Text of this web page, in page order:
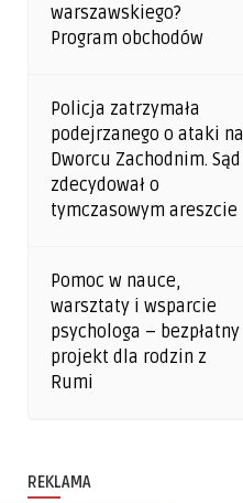
warszawskiego?
Program obchodów
Policja zatrzymała
podejrzanego o ataki na
Dworcu Zachodnim. Sąd
zdecydował o
tymczasowym areszcie
Pomoc w nauce,
warsztaty i wsparcie
psychologa – bezpłatny
projekt dla rodzin z
Rumi
REKLAMA